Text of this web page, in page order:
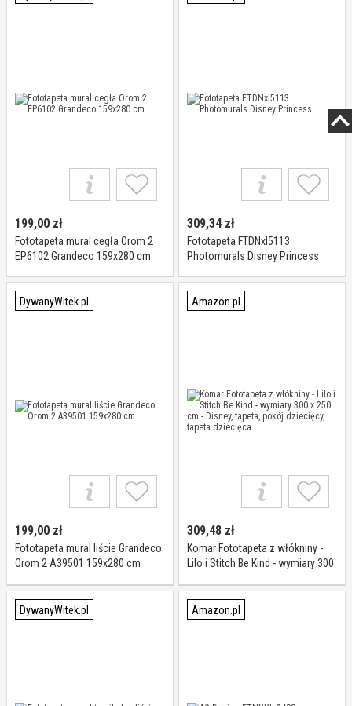
199,00 zł
Fototapeta mural cegła Orom 2
EP6102 Grandeco 159x280 cm
309,34zł
Fototapeta FTDNxl5113
Photomurals Disney Princess
DywanyWitek.pl
199,00 zł
Fototapeta mural liście Grandeco
Orom 2 A39501 159x280 cm
Amazon.pl
309,48 zł
Komar Fototapeta z włókniny -
Lilo i Stitch Be Kind - wymiary 300
dziecięcy, tapeta dziecięca
DywanyWitek.pl
Amazon.pl